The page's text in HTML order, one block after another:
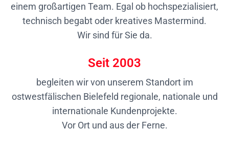
einem großartigen Team. Egal ob hochspezialisiert,
technisch begabt oder kreatives Mastermind.
Wir sind für Sie da.
Seit 2003
begleiten wir von unserem Standort im
ostwestfälischen Bielefeld regionale, nationale und
internationale Kundenprojekte.
Vor Ort und aus der Ferne.